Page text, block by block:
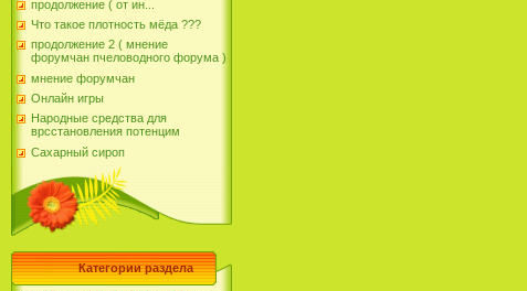
продолжение ( от ин...
Что такое плотность мёда ???
продолжение 2 ( мнение
форумчан пчеловодного форума )
мнение форумчан
Онлайн игры
Народные средства для
врсстановления потенцим
Сахарный сироп
Категории раздела